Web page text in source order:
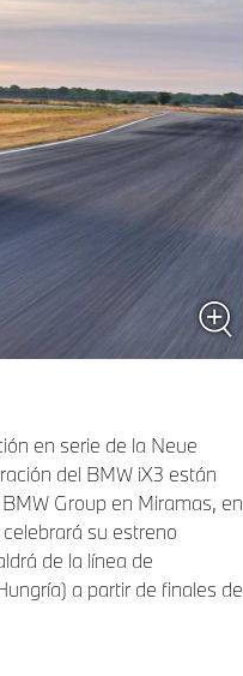
en serie de la Neue
del BMW iX3 están
Group en Miramas, en
su estreno
de la línea de
a partir de finales de